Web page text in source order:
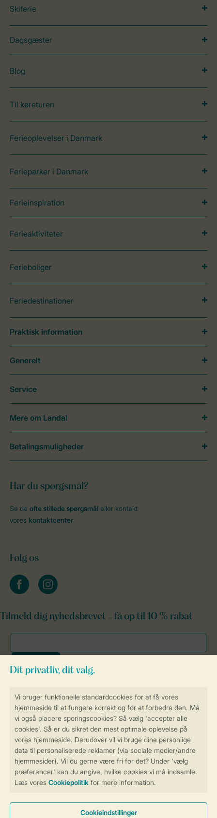
Få en personligt tilpasset oplevelse
på Landal.dk
Sikker og hurtig online booking
Sikker datahåndtering
Skiferie
Dagsgæster
Blog
Til køreturen
Ferieoplevelser i Danmark
Ferieparker i Danmark
Ferieinspiration
Ferieaktiviteter
Ferieboliger
Feriedestinationer
Har du spørgsmål?
Se de ofte stillede spørgsmål eller kontakt
vores kontaktcenter
Følg os
facebookinstagram
Tilmeld dig nyhedsbrevet - få op til 10 % rabat
Praktisk information
Generelt
Service
Mere om Landal
Betalingsmuligheder